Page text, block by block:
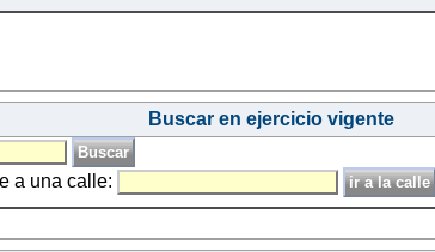
Buscar en ejercicio vigente
a una calle: